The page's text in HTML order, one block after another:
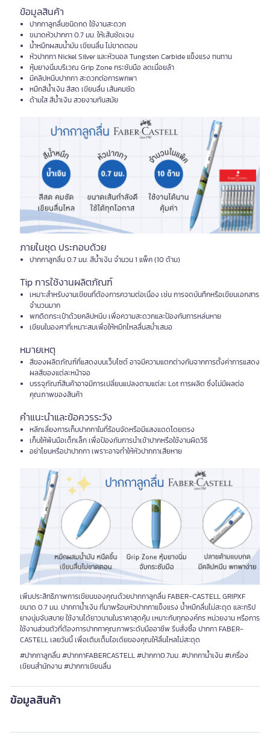
ข้อมูลสินค้า
ปากกาลูกลื่นชนิดกด ใช้งานสะดวก
ขนาดหัวปากกา 0.7 มม. ให้เส้นชัดเจน
น้ำหมึกผสมน้ำมัน เขียนลื่น ไม่ขาดตอน
หัวปากกา Nickel Silver และหัวบอล Tungsten Carbide แข็งแรง ทนทาน
หุ้มยางนิ่มบริเวณ Grip Zone กระชับมือ ลดเมื่อยล้า
มีคลิปหนีบปากกา สะดวกต่อการพกพา
หมึกสีน้ำเงิน สีสด เขียนลื่น เส้นคมชัด
ด้ามใส สีน้ำเงิน สวยงามทันสมัย
ภายในชุด ประกอบด้วย
ปากกาลูกลื่น 0.7 มม. สีน้ำเงิน จำนวน 1 แพ็ค (10 ด้าม)
Tip การใช้งานผลิตภัณฑ์
เหมาะสำหรับงานเขียนที่ต้องการความต่อเนื่อง เช่น การจดบันทึกหรือเขียนเอกสาร
จำนวนมาก
พกติดกระเป๋าด้วยคลิปหนีบ เพื่อความสะดวกและป้องกันการหล่นหาย
เขียนในองศาที่เหมาะสมเพื่อให้หมึกไหลลื่นสม่ำเสมอ
หมายเหตุ
สีของผลิตภัณฑ์ที่แสดงบนเว็บไซต์ อาจมีความแตกต่างกันจากการตั้งค่าการแสดง
ผลสีของแต่ละหน้าจอ
บรรจุภัณฑ์สินค้าอาจมีการเปลี่ยนแปลงตามแต่ละ Lot การผลิต ซึ่งไม่มีผลต่อ
คุณภาพของสินค้า
คำแนะนำและข้อควรระวัง
หลีกเลี่ยงการเก็บปากกาในที่ร้อนจัดหรือมีแสงแดดโดยตรง
เก็บให้พ้นมือเด็กเล็ก เพื่อป้องกันการนำเข้าปากหรือใช้งานผิดวิธี
อย่าโยนหรือปาปากกา เพราะอาจทำให้หัวปากกาเสียหาย
เพิ่มประสิทธิภาพการเขียนของคุณด้วยปากกาลูกลื่น FABER-CASTELL GRIPXF
ขนาด 0.7 มม. ปากกาน้ำเงิน ที่มาพร้อมหัวปากกาแข็งแรง น้ำหมึกลื่นไม่สะดุด และกริป
ยางนุ่มจับสบาย ใช้งานได้ยาวนานในราคาสุดคุ้ม เหมาะกับทุกองค์กร หน่วยงาน หรือการ
ใช้งานส่วนตัวที่ต้องการปากกาคุณภาพระดับมืออาชีพ รีบสั่งซื้อ ปากกา FABER-
CASTELL เลยวันนี้ เพื่อเติมเต็มไอเดียของคุณให้ลื่นไหลไม่สะดุด
#ปากกาลูกลื่น #ปากกาFABERCASTELL #ปากกา0.7มม. #ปากกาน้ำเงิน #เครื่อง
เขียนสำนักงาน #ปากกาเขียนลื่น
ข้อมูลสินค้า